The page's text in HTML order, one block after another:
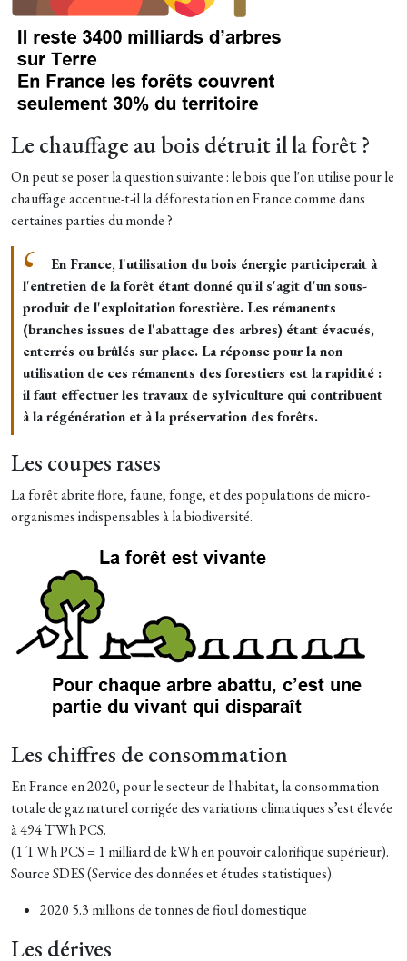
Le chauffage au bois détruit il la forêt ?
On peut se poser la question suivante : le bois que l'on utilise pour le
chauffage accentue-t-il la déforestation en France comme dans
certaines parties du monde ?
En France, l'utilisation du bois énergie participerait à
l'entretien de la forêt étant donné qu'il s'agit d'un sous-
produit de l'exploitation forestière. Les rémanents
(branches issues de l'abattage des arbres) étant évacués,
enterrés ou brûlés sur place. La réponse pour la non
utilisation de ces rémanents des forestiers est la rapidité :
il faut effectuer les travaux de sylviculture qui contribuent
à la régénération et à la préservation des forêts.
Les coupes rases
La forêt abrite flore, faune, fonge, et des populations de micro-
organismes indispensables à la biodiversité.
Les chiffres de consommation
En France en 2020, pour le secteur de l'habitat, la consommation
totale de gaz naturel corrigée des variations climatiques s’est élevée
à 494 TWh PCS.
(1 TWh PCS = 1 milliard de kWh en pouvoir calorifique supérieur).
Source SDES (Service des données et études statistiques).
2020 5.3 millions de tonnes de fioul domestique
Les dérives